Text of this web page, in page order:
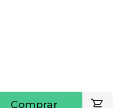
Comprar